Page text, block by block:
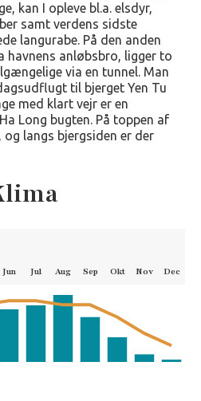
kan I opleve bl.a. elsdyr,
samt verdens sidste
langurabe. På den anden
havnens anløbsbro, ligger to
via en tunnel. Man
til bjerget Yen Tu
med klart vejr er en
Long bugten. På toppen af
og langs bjergsiden er der
Jun Jul Aug Sep Okt Nov Dec